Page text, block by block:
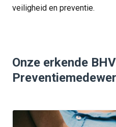
veiligheid en preventie.
Onze erkende